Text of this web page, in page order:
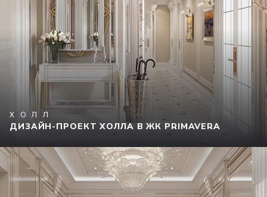
ХОЛЛ
ДИЗАЙН-ПРОЕКТ ХОЛЛА В ЖК PRIMAVERA